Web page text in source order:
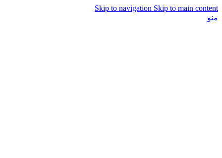
Skip to navigation Skip to main content
منو